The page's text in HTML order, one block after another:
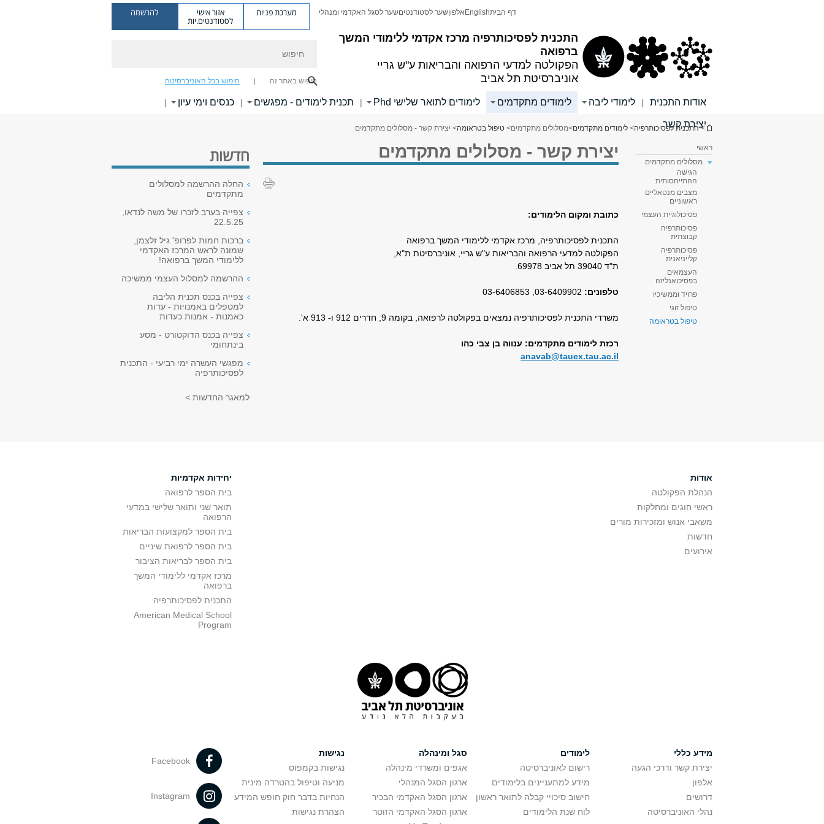
התכנית לפסיכותרפיה מרכז אקדמי ללימודי המשך
ברפואה
הפקולטה למדעי הרפואה והבריאות ע"ש גריי
אוניברסיטת תל אביב
דף הביתEnglish אלפוןשער לסטודנטיםשער לסגל האקדמי ומנהלי מערכת פניות אזור אישי
לסטודנטים.יות
להרשמה
חיפוש באתר זה חיפוש בכל האוניברסיטה
אודות התכנית | לימודי ליבה לימודים מתקדמים לימודים לתואר שלישי Phd | תכנית לימודים - מפגשים | כנסים וימי עיון |
יצירת קשר
הינך נמצא כאן
> התכנית לפסיכותרפיה> לימודים מתקדמים>מסלולים מתקדמים> טיפול בטראומה> יצירת קשר - מסלולים מתקדמים
ראשי
מסלולים מתקדמים
הגישה
ההתייחסותית
מצבים מנטאליים
ראשוניים
פסיכולוגיית העצמי
פסיכותרפיה
קבוצתית
פסיכותרפיה
קלייניאנית
העצמאים
בפסיכואנליזה
פרויד וממשיכיו
טיפול זוגי
טיפול בטראומה
יצירת קשר - מסלולים מתקדמים
כתובת ומקום הלימודים:
התכנית לפסיכותרפיה, מרכז אקדמי ללימודי המשך ברפואה
הפקולטה למדעי הרפואה והבריאות ע"ש גריי, אוניברסיטת ת"א,
ת"ד 39040 תל אביב 69978.
טלפונים: 03-6409902, 03-6406853
משרדי התכנית לפסיכותרפיה נמצאים בפקולטה לרפואה, בקומה 9, חדרים 912 ו- 913 א'.
רכזת לימודים מתקדמים: ענווה בן צבי כהו
anavab@tauex.tau.ac.il
חדשות
החלה ההרשמה למסלולים
מתקדמים
צפייה בערב לזכרו של משה לנדאו,
22.5.25
ברכות חמות לפרופ' גיל זלצמן,
שמונה לראש המרכז האקדמי
ללימודי המשך ברפואה!
ההרשמה למסלול העצמי ממשיכה
צפייה בכנס תכנית הליבה
למטפלים באמנויות - עדות
כאמנות - אמנות כעדות
צפייה בכנס הדוקטורט - מסע
בינתחומי
מפגשי העשרה ימי רביעי - התכנית
לפסיכותרפיה
למאגר החדשות >
אודות
הנהלת הפקולטה
ראשי חוגים ומחלקות
משאבי אנוש ומזכירות מורים
חדשות
אירועים
יחידות אקדמיות
בית הספר לרפואה
תואר שני ותואר שלישי במדעי
הרפואה
בית הספר למקצועות הבריאות
בית הספר לרפואת שיניים
בית הספר לבריאות הציבור
מרכז אקדמי ללימודי המשך
ברפואה
התכנית לפסיכותרפיה
American Medical School
Program
מידע כללי
יצירת קשר ודרכי הגעה
אלפון
דרושים
נהלי האוניברסיטה
לימודים
רישום לאוניברסיטה
מידע למתעניינים בלימודים
חישוב סיכויי קבלה לתואר ראשון
לוח שנת הלימודים
סגל ומינהלה
אגפים ומשרדי מינהלה
ארגון הסגל המנהלי
ארגון הסגל האקדמי הבכיר
ארגון הסגל האקדמי הזוטר
נגישות
נגישות בקמפוס
מניעה וטיפול בהטרדה מינית
הנחיות בדבר חוק חופש המידע
הצהרת נגישות
Facebook
Instagram